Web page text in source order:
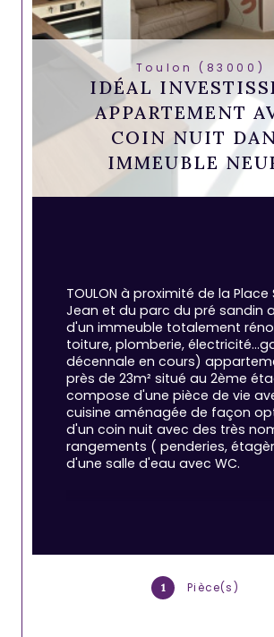
Toulon (83000)
IDÉAL
APPARTEMENT
COIN NUIT
IMMEUBLE
1 Pièce(s)
TOULON à proximité de la Place
Jean et du parc du pré sandin
d'un immeuble totalement
toiture, plomberie,
décennale en cours)
près de 23m² situé au 2ème
compose d'une pièce de vie
cuisine aménagée de façon
d'un coin nuit avec des très
rangements ( penderies,
d'une salle d'eau avec WC.
Pour un pied à terre coconning
ville universitaire chargée